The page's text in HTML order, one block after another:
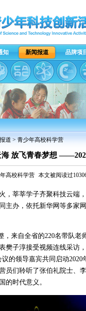
知 新闻报道 品牌项
道 > 青少年高校科学营
放飞青春梦想
高校科学营 本文被阅读过
莘莘学子齐聚科技云端，
主办，依托新华网等多家
来自全省的220名带队老
樊子淳接受视频连线采访
的领导嘉宾共同启动
员们聆听了张伯礼院士、
的时代意义。